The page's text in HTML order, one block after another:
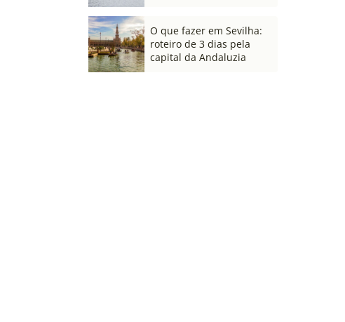
O que fazer em Sevilha:
roteiro de 3 dias pela
capital da Andaluzia